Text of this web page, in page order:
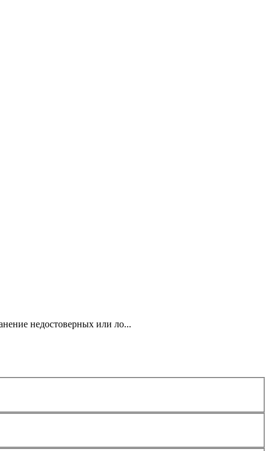
недостоверных или ло...